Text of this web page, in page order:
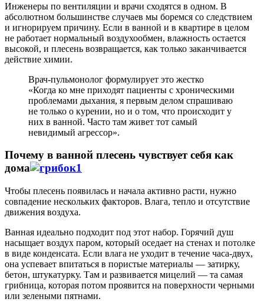
Инженеры по вентиляции и врачи сходятся в одном. В
абсолютном большинстве случаев мы боремся со следствием
и игнорируем причину. Если в ванной и в квартире в целом
не работает нормальный воздухообмен, влажность остается
высокой, и плесень возвращается, как только заканчивается
действие химии.
Врач‑пульмонолог формулирует это жестко
«Когда ко мне приходят пациенты с хроническими
проблемами дыхания, я первым делом спрашиваю
не только о курении, но и о том, что происходит у
них в ванной. Часто там живет тот самый
невидимый агрессор».
Почему в ванной плесень чувствует себя как
дома
Чтобы плесень появилась и начала активно расти, нужно
совпадение нескольких факторов. Влага, тепло и отсутствие
движения воздуха.
Ванная идеально подходит под этот набор. Горячий душ
насыщает воздух паром, который оседает на стенах и потолке
в виде конденсата. Если влага не уходит в течение часа‑двух,
она успевает впитаться в пористые материалы — затирку,
бетон, штукатурку. Там и развивается мицелий — та самая
грибница, которая потом проявится на поверхности черными
или зелеными пятнами.